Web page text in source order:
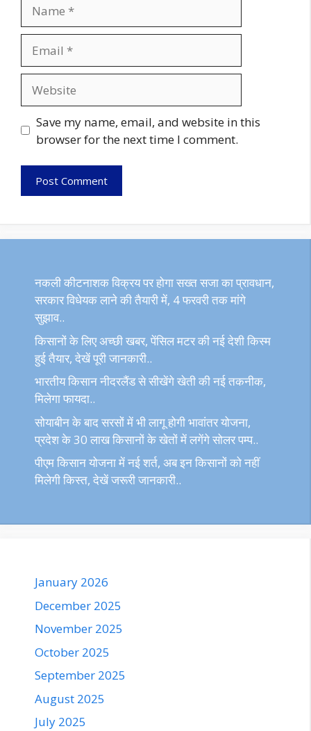
Save my name, email, and website in this
browser for the next time I comment.
नकली कीटनाशक विक्रय पर होगा सख्त सजा का प्रावधान,
सरकार विधेयक लाने की तैयारी में, 4 फरवरी तक मांगे
सुझाव..
किसानों के लिए अच्छी खबर, पेंसिल मटर की नई देशी किस्म
हुई तैयार, देखें पूरी जानकारी..
भारतीय किसान नीदरलैंड से सीखेंगे खेती की नई तकनीक,
मिलेगा फायदा..
सोयाबीन के बाद सरसों में भी लागू होगी भावांतर योजना,
प्रदेश के 30 लाख किसानों के खेतों में लगेंगे सोलर पम्प..
पीएम किसान योजना में नई शर्त, अब इन किसानों को नहीं
मिलेगी किस्त, देखें जरूरी जानकारी..
January 2026
December 2025
November 2025
October 2025
September 2025
August 2025
July 2025